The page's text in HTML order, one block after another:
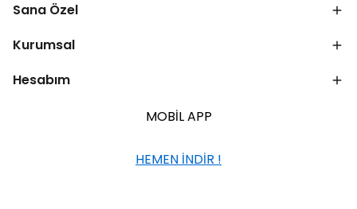
Sana Özel
Kurumsal
Hesabım
MOBİL APP
HEMEN İNDİR !